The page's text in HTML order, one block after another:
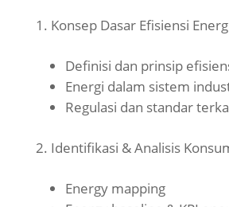
Konsep Dasar Efisiensi
Definisi dan prinsip
Energi dalam sistem
Regulasi dan standar
Identifikasi & Analisis
Energy mapping